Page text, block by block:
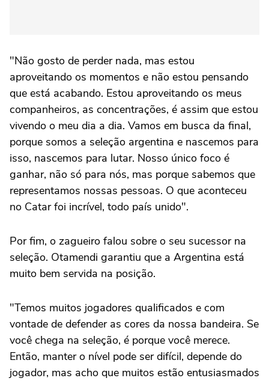
"Não gosto de perder nada, mas estou
aproveitando os momentos e não estou pensando
que está acabando. Estou aproveitando os meus
companheiros, as concentrações, é assim que estou
vivendo o meu dia a dia. Vamos em busca da final,
porque somos a seleção argentina e nascemos para
isso, nascemos para lutar. Nosso único foco é
ganhar, não só para nós, mas porque sabemos que
representamos nossas pessoas. O que aconteceu
no Catar foi incrível, todo país unido".
Por fim, o zagueiro falou sobre o seu sucessor na
seleção. Otamendi garantiu que a Argentina está
muito bem servida na posição.
"Temos muitos jogadores qualificados e com
vontade de defender as cores da nossa bandeira. Se
você chega na seleção, é porque você merece.
Então, manter o nível pode ser difícil, depende do
jogador, mas acho que muitos estão entusiasmados